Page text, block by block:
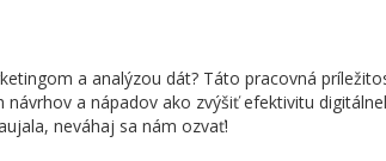
a analýzou dát? Táto pracovná
a nápadov ako zvýšiť efektivitu
neváhaj sa nám ozvať!